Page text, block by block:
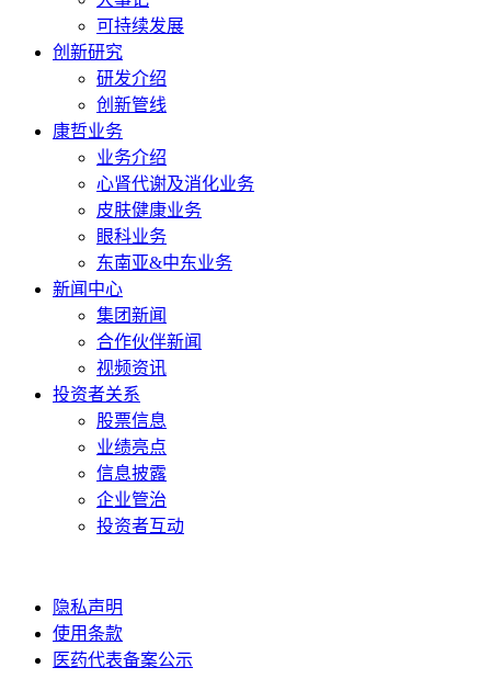
可持续发展
创新研究
研发介绍
创新管线
康哲业务
业务介绍
心肾代谢及消化业务
皮肤健康业务
眼科业务
东南亚&中东业务
新闻中心
集团新闻
合作伙伴新闻
视频资讯
投资者关系
股票信息
业绩亮点
信息披露
企业管治
投资者互动
隐私声明
使用条款
医药代表备案公示